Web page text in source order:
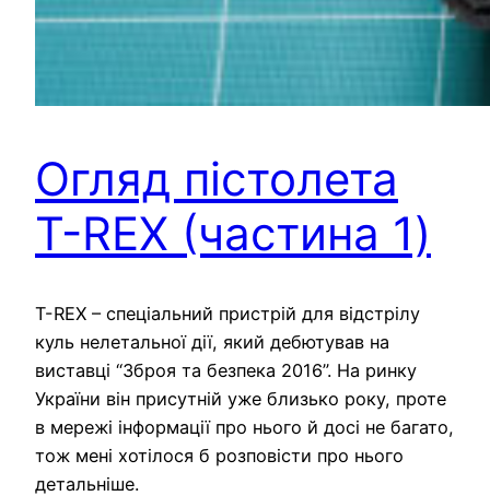
Огляд пістолета
T-REX (частина 1)
T-REX – спеціальний пристрій для відстрілу
куль нелетальної дії, який дебютував на
виставці “Зброя та безпека 2016”. На ринку
України він присутній уже близько року, проте
в мережі інформації про нього й досі не багато,
тож мені хотілося б розповісти про нього
детальніше.